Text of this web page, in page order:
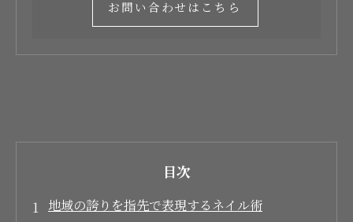
お問い合わせはこちら
目次
地域の誇りを指先で表現するネイル術